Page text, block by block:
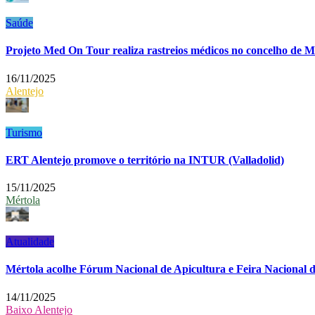
Saúde
Projeto Med On Tour realiza rastreios médicos no concelho de
16/11/2025
Alentejo
Turismo
ERT Alentejo promove o território na INTUR (Valladolid)
15/11/2025
Mértola
Atualidade
Mértola acolhe Fórum Nacional de Apicultura e Feira Nacional
14/11/2025
Baixo Alentejo